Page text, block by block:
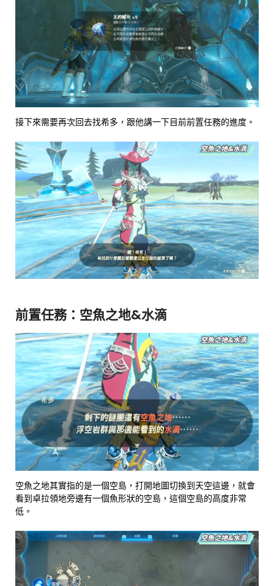
接下來需要再次回去找希多，跟他講一下目前前置任務的進度。
前置任務：空魚之地&水滴
空魚之地其實指的是一個空島，打開地圖切換到天空這邊，就會
看到卓拉領地旁邊有一個魚形狀的空島，這個空島的高度非常
低。